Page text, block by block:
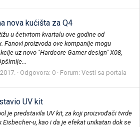
nova kućišta za Q4
u četvrtom kvartalu ove godine od
Fanovi proizvoda ove kompanije mogu
uz novo "Hardcore Gamer design" X08,
Odgovora: 0 Forum: Vesti sa portala
UV kit
je predstavila UV kit, za koji proizvođači tvrde
Eisbecher-u, kao i da je efekat unikatan dok se